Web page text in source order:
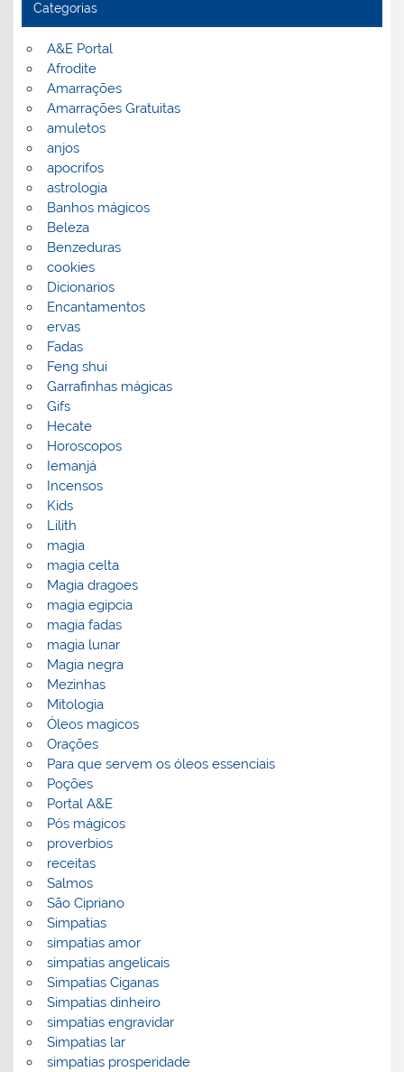
Categorias
A&E Portal
Afrodite
Amarrações
Amarrações Gratuitas
amuletos
anjos
apocrifos
astrologia
Banhos mágicos
Beleza
Benzeduras
cookies
Dicionarios
Encantamentos
ervas
Fadas
Feng shui
Garrafinhas mágicas
Gifs
Hecate
Horoscopos
Iemanjá
Incensos
Kids
Lilith
magia
magia celta
Magia dragoes
magia egipcia
magia fadas
magia lunar
Magia negra
Mezinhas
Mitologia
Óleos magicos
Orações
Para que servem os óleos essenciais
Poções
Portal A&E
Pós mágicos
proverbios
receitas
Salmos
São Cipriano
Simpatias
simpatias amor
simpatias angelicais
Simpatias Ciganas
Simpatias dinheiro
simpatias engravidar
Simpatias lar
simpatias prosperidade